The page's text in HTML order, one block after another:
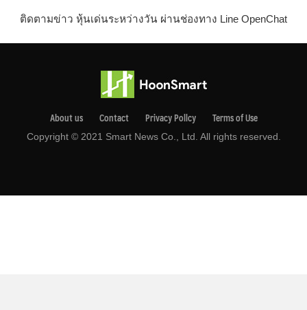
ติดตามข่าว หุ้นเด่นระหว่างวัน ผ่านช่องทาง Line OpenChat
About us Contact Privacy Pollcy Terms of Use
Copyright © 2021 Smart News Co., Ltd. All rights reserved.